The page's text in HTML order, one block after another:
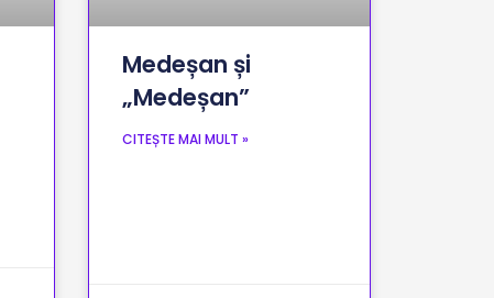
Medeșan și
„Medeșan”
CITEȘTE MAI MULT »